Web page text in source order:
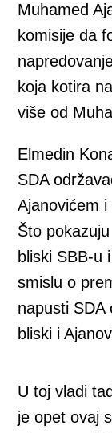
Muhamed
komisije da
koja kotira
više od
Elmedin
SDA
Ajanovićem
Što
bliski SBB-u
smislu o
napusti SDA
bliski i
U toj vladi
je opet ovaj